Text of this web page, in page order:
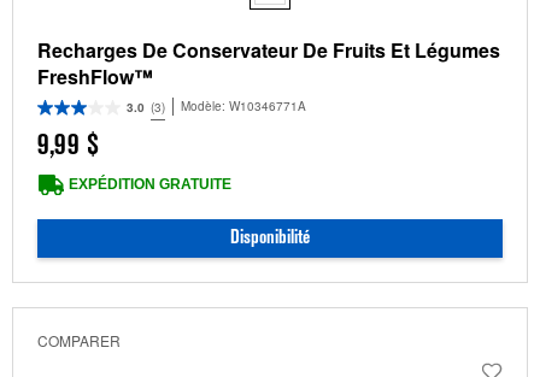
Recharges De Conservateur De Fruits Et Légumes
FreshFlow™
3.0 (3) Modèle: W10346771A
9,99 $
EXPÉDITION GRATUITE
Disponibilité
COMPARER